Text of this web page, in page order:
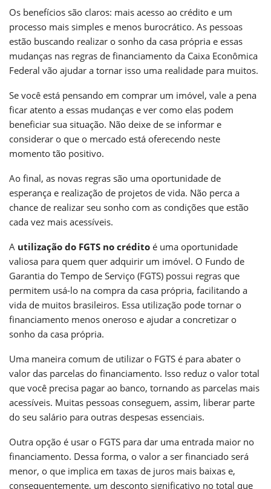
Os benefícios são claros: mais acesso ao crédito e um
processo mais simples e menos burocrático. As pessoas
estão buscando realizar o sonho da casa própria e essas
mudanças nas regras de financiamento da Caixa Econômica
Federal vão ajudar a tornar isso uma realidade para muitos.
Se você está pensando em comprar um imóvel, vale a pena
ficar atento a essas mudanças e ver como elas podem
beneficiar sua situação. Não deixe de se informar e
considerar o que o mercado está oferecendo neste
momento tão positivo.
Ao final, as novas regras são uma oportunidade de
esperança e realização de projetos de vida. Não perca a
chance de realizar seu sonho com as condições que estão
cada vez mais acessíveis.
A utilização do FGTS no crédito é uma oportunidade
valiosa para quem quer adquirir um imóvel. O Fundo de
Garantia do Tempo de Serviço (FGTS) possui regras que
permitem usá-lo na compra da casa própria, facilitando a
vida de muitos brasileiros. Essa utilização pode tornar o
financiamento menos oneroso e ajudar a concretizar o
sonho da casa própria.
Uma maneira comum de utilizar o FGTS é para abater o
valor das parcelas do financiamento. Isso reduz o valor total
que você precisa pagar ao banco, tornando as parcelas mais
acessíveis. Muitas pessoas conseguem, assim, liberar parte
do seu salário para outras despesas essenciais.
Outra opção é usar o FGTS para dar uma entrada maior no
financiamento. Dessa forma, o valor a ser financiado será
menor, o que implica em taxas de juros mais baixas e,
consequentemente, um desconto significativo no total que